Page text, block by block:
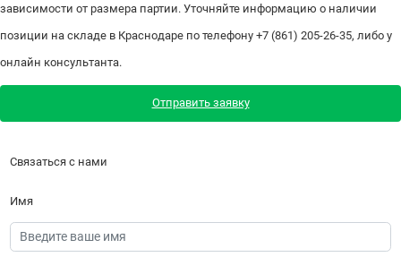
зависимости от размера партии. Уточняйте информацию о наличии
позиции на складе в Краснодаре по телефону +7 (861) 205-26-35, либо у
онлайн консультанта.
Отправить заявку
Связаться с нами
Имя